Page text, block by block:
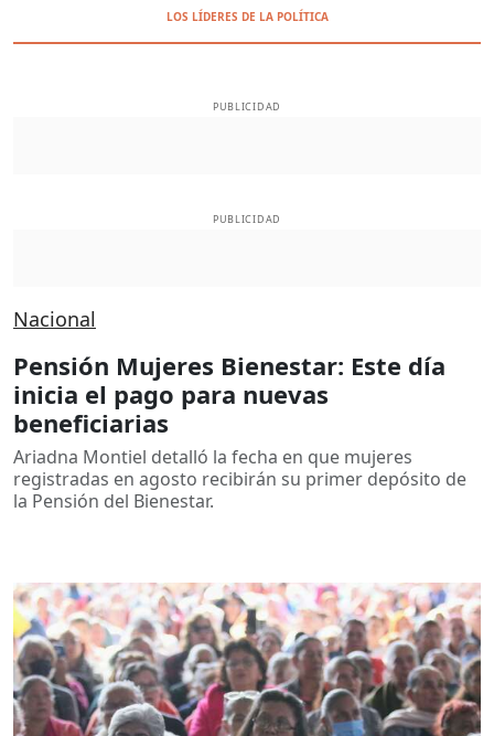
LOS LÍDERES DE LA POLÍTICA
PUBLICIDAD
PUBLICIDAD
Nacional
Pensión Mujeres Bienestar: Este día
inicia el pago para nuevas
beneficiarias
Ariadna Montiel detalló la fecha en que mujeres
registradas en agosto recibirán su primer depósito de
la Pensión del Bienestar.